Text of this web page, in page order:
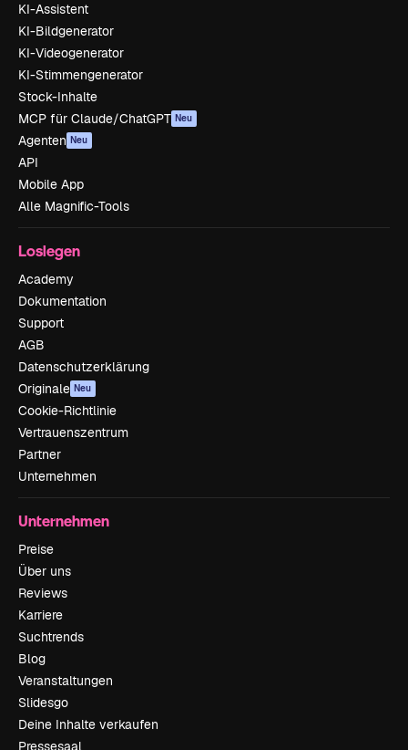
KI-Assistent
KI-Bildgenerator
KI-Videogenerator
KI-Stimmengenerator
Stock-Inhalte
MCP für Claude/ChatGPT Neu
Agenten Neu
API
Mobile App
Alle Magnific-Tools
Loslegen
Academy
Dokumentation
Support
AGB
Datenschutzerklärung
Originale Neu
Cookie-Richtlinie
Vertrauenszentrum
Partner
Unternehmen
Unternehmen
Preise
Über uns
Reviews
Karriere
Suchtrends
Blog
Veranstaltungen
Slidesgo
Deine Inhalte verkaufen
Pressesaal